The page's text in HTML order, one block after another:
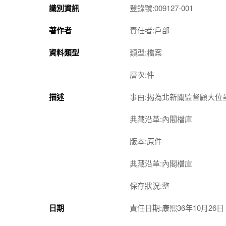
識別資訊 登錄號:009127-001
著作者 責任者:戶部
資料類型 類型:檔案
層次:件
描述 事由:揭為北新關監督顧大
典藏沿革:內閣檔庫
版本:原件
典藏沿革:內閣檔庫
保存狀況:整
日期 責任日期:康熙36年10月26日